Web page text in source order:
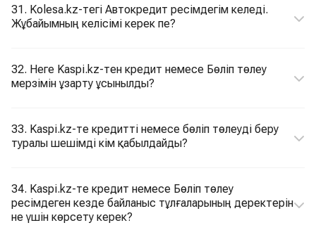
31. Kolesa.kz-тегі Автокредит ресімдегім келеді.
Жұбайымның келісімі керек пе?
32. Неге Kaspi.kz-тен кредит немесе Бөліп төлеу
мерзімін ұзарту ұсынылды?
33. Kaspi.kz-те кредитті немесе бөліп төлеуді беру
туралы шешімді кім қабылдайды?
34. Kaspi.kz-те кредит немесе Бөліп төлеу
ресімдеген кезде байланыс тұлғаларының деректерін
не үшін көрсету керек?